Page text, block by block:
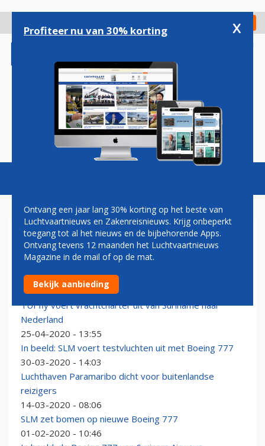
gaan
Check in
Magazine Podcasts Vacatures
SURINAM AIRWAYS
Surinam Airways wil in juli weer naar Schiphol
12-05-2020 - 10:05
TUI fly voert vrachtcharter uit van Suriname naar
Nederland
25-04-2020 - 13:55
In beeld: SLM voert testvluchten uit met Boeing 777
30-03-2020 - 14:03
Luchthaven Paramaribo dicht voor buitenlandse
reizigers
14-03-2020 - 08:06
SLM zet bomen op nieuwe Boeing 777
01-02-2020 - 10:46
Profiteer nu van 30% korting x
Ontvang een jaar lang 30% korting op het beste van
Luchtvaartnieuws en Zakenreisnieuws. Krijg onbeperkt
toegang tot al het nieuws en de bijbehorende Apps.
Ontvang tevens 12 maanden het Luchtvaartnieuws
Magazine in de mail of op de mat.
Bekijk aanbieding